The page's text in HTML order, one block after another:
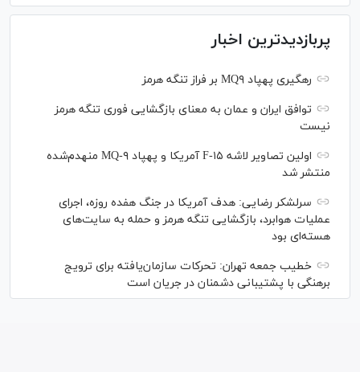
پربازدیدترین اخبار
رهگیری پهپاد MQ۹ بر فراز تنگه هرمز
توافق ایران و عمان به معنای بازگشایی فوری تنگه هرمز
نیست
اولین تصاویر لاشه F-۱۵ آمریکا و پهپاد MQ-۹ منهدم‌شده
منتشر شد
سرلشکر رضایی: هدف آمریکا در جنگ هفده روزه، اجرای
عملیات هوابرد، بازگشایی تنگه هرمز و حمله به سایت‌های
هسته‌ای بود
خطیب جمعه تهران: تحرکات سازمان‌یافته برای ترویج
برهنگی با پشتیبانی دشمنان در جریان است